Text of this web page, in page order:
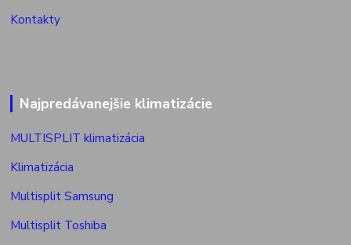
Kontakty
Najpredávanejšie klimatizácie
MULTISPLIT klimatizácia
Klimatizácia
Multisplit Samsung
Multisplit Toshiba